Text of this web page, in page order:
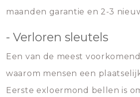
maanden garantie en 2-3
- Verloren sleutels
Een van de meest
waarom mensen een
Eerste exloermond bellen is